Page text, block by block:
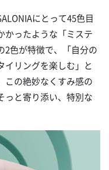
にとって45色目
かったような「ミステ
2色が特徴で、「自分の
イリングを楽しむ」と
この絶妙なくすみ感の
っと寄り添い、特別な